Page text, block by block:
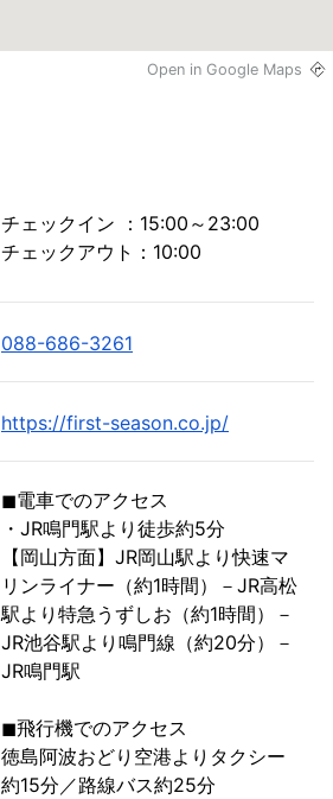
Open in Google Maps
チェックイン ：15:00～23:00
チェックアウト：10:00
088-686-3261
https://first-season.co.jp/
◼︎電車でのアクセス
・JR鳴門駅より徒歩約5分
【岡山方面】JR岡山駅より快速マ
リンライナー（約1時間）－JR高松
駅より特急うずしお（約1時間）－
JR池谷駅より鳴門線（約20分）－
JR鳴門駅
◼︎飛行機でのアクセス
徳島阿波おどり空港よりタクシー
約15分／路線バス約25分